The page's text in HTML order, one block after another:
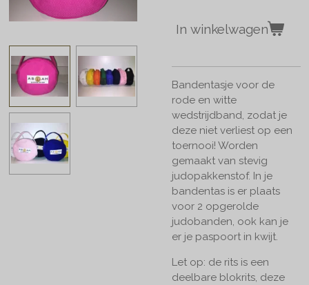
In winkelwagen
Bandentasje voor de
rode en witte
wedstrijdband, zodat je
deze niet verliest op een
toernooi! Worden
gemaakt van stevig
judopakkenstof. In je
bandentas is er plaats
voor 2 opgerolde
judobanden, ook kan je
er je paspoort in kwijt.
Let op: de rits is een
deelbare blokrits, deze